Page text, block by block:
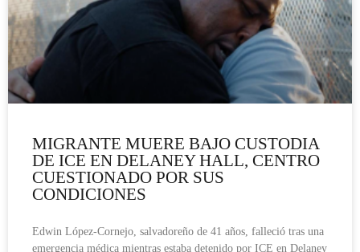
MIGRANTE MUERE BAJO CUSTODIA
DE ICE EN DELANEY HALL, CENTRO
CUESTIONADO POR SUS
CONDICIONES
Edwin López-Cornejo, salvadoreño de 41 años, falleció tras una
emergencia médica mientras estaba detenido por ICE en Delaney